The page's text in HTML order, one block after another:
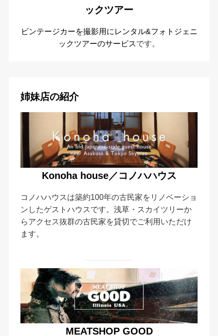
ックツアー
ビンテージカーを撮影用にレンタル&フォトジェニ
ックツアーのサービスです。
姉妹店の紹介
Konoha house／コノハハウス
コノハハウスは築約100年の古民家をリノベーショ
ンしたゲストハウスです。浅草・スカイツリーか
らアクセス抜群の古民家を貸切でご利用いただけ
ます。
MEATSHOP GOOD